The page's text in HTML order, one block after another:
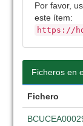
Por favor,
este ítem:
https://
Ficheros en
Fichero